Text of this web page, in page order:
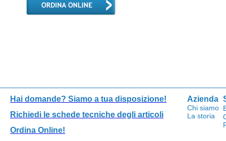
Hai domande? Siamo a tua disposizione!
Richiedi le schede tecniche degli articoli
Ordina Online!
Azienda
Chi siamo
La storia